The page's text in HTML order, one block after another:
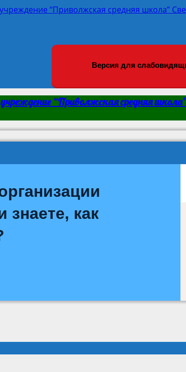
Версия для
“Приволжская средняя
знаете, как